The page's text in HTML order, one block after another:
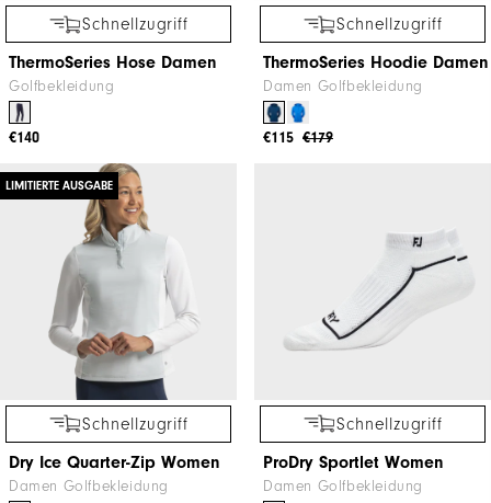
Schnellzugriff
ThermoSeries Hose Damen
Golfbekleidung
€140
Schnellzugriff
ThermoSeries Hoodie Damen
Damen Golfbekleidung
€179
€115
LIMITIERTE AUSGABE
Schnellzugriff
Dry Ice Quarter-Zip Women
Damen Golfbekleidung
Schnellzugriff
ProDry Sportlet Women
Damen Golfbekleidung